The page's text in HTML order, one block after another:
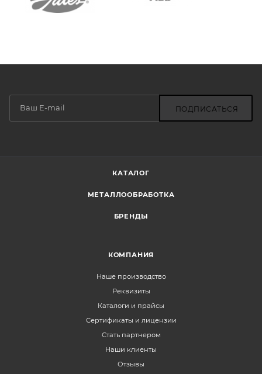
ПОДПИСАТЬСЯ
КАТАЛОГ
МЕТАЛЛООБРАБОТКА
БРЕНДЫ
КОМПАНИЯ
Наше производство
Реквизиты
Каталоги и прайсы
Сертификаты и лицензии
Стать партнером
Наши клиенты
Отзывы